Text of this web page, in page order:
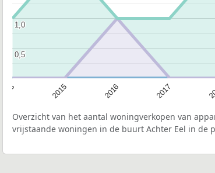
2015 2016 2017
0,5
0,5
1,0
1,0
Overzicht van het aantal woningverkopen van
vrijstaande woningen in de buurt Achter Eel in de